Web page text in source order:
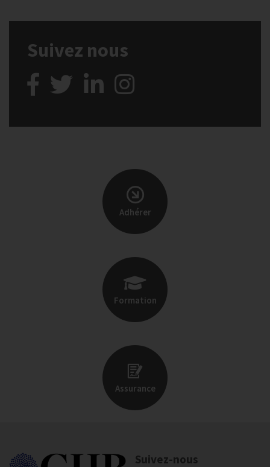
Suivez nous
Adhérer
Formation
Assurance
Suivez-nous